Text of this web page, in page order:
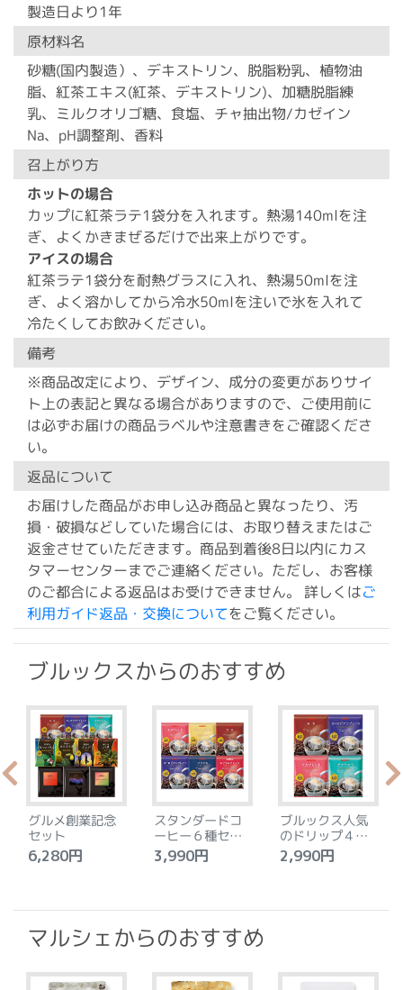
製造日より1年
原材料名
砂糖(国内製造）、デキストリン、脱脂粉乳、植物油
脂、紅茶エキス(紅茶、デキストリン)、加糖脱脂練
乳、ミルクオリゴ糖、食塩、チャ抽出物/カゼイン
Na、pH調整剤、香料
召上がり方
ホットの場合
カップに紅茶ラテ1袋分を入れます。熱湯140mlを注
ぎ、よくかきまぜるだけで出来上がりです。
アイスの場合
紅茶ラテ1袋分を耐熱グラスに入れ、熱湯50mlを注
ぎ、よく溶かしてから冷水50mlを注いで氷を入れて
冷たくしてお飲みください。
備考
※商品改定により、デザイン、成分の変更がありサイ
ト上の表記と異なる場合がありますので、ご使用前に
は必ずお届けの商品ラベルや注意書きをご確認くださ
い。
返品について
お届けした商品がお申し込み商品と異なったり、汚
損・破損などしていた場合には、お取り替えまたはご
返金させていただきます。商品到着後8日以内にカス
タマーセンターまでご連絡ください。ただし、お客様
のご都合による返品はお受けできません。 詳しくはご
利用ガイド返品・交換についてをご覧ください。
ブルックスからのおすすめ
グルメ創業記念
セット
6,280円
スタンダードコ
ーヒー６種セッ
ト
3,990円
ブルックス人気
のドリップ４種
セット
2,990円
マルシェからのおすすめ